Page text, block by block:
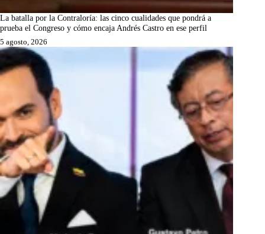
La batalla por la Contraloría: las cinco cualidades que pondrá a
prueba el Congreso y cómo encaja Andrés Castro en ese perfil
5 agosto, 2026